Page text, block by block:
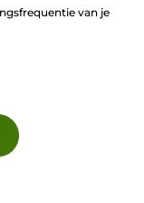
van je